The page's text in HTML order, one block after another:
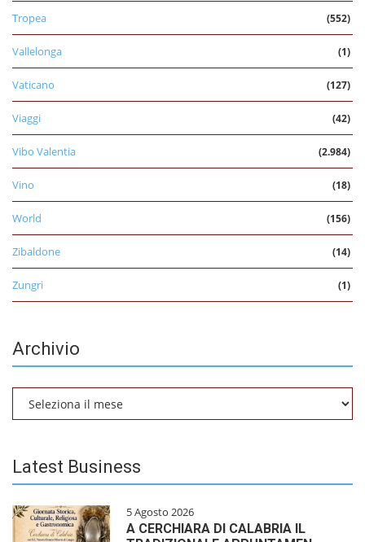
Tropea (552)
Vallelonga (1)
Vaticano (127)
Viaggi (42)
Vibo Valentia (2.984)
Vino (18)
World (156)
Zibaldone (14)
Zungri (1)
Archivio
Latest Business
5 Agosto 2026
A CERCHIARA DI CALABRIA IL